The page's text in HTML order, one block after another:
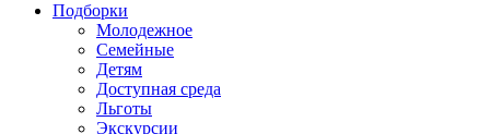
Подборки
Молодежное
Семейные
Детям
Доступная среда
Льготы
Экскурсии